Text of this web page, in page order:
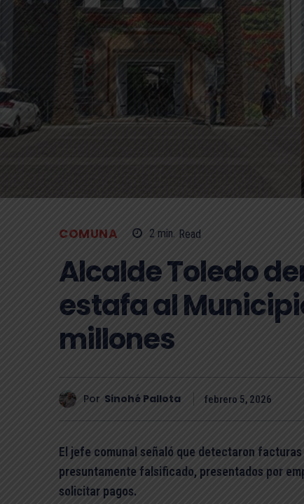
COMUNA 2 min. Read
Alcalde Toledo
estafa al
millones
Por Sinohé Pallota febrero 5, 2026
El jefe comunal señaló que detectaron
presuntamente falsificado, presentados por
solicitar pagos.